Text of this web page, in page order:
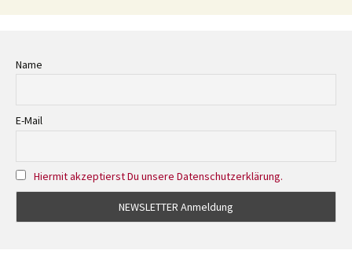
Name
E-Mail
Hiermit akzeptierst Du unsere Datenschutzerklärung.